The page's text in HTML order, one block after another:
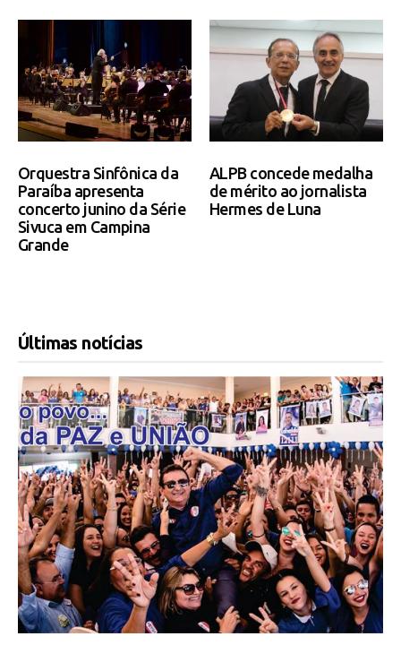
Orquestra Sinfônica da
Paraíba apresenta
concerto junino da Série
Sivuca em Campina
Grande
ALPB concede medalha
de mérito ao jornalista
Hermes de Luna
Últimas notícias